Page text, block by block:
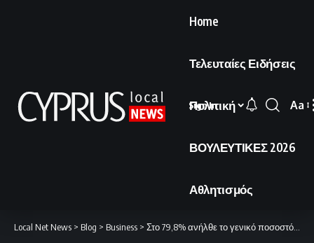
Home
Τελευταίες Ειδήσεις
Πολιτική
ΒΟΥΛΕΥΤΙΚΕΣ 2026
Αθλητισμός
Sign In
Font
Aa
Local Net News > Blog > Business > Στο 79,8% ανήλθε το γενικό ποσοστό απασχόλησης στην Κύπρο για το 2024.